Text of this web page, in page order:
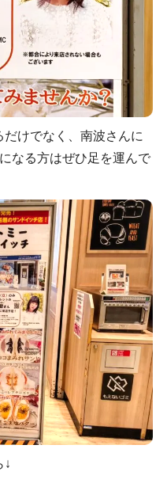
けでなく、南波さんに
なる方はぜひ足を運んで
↓